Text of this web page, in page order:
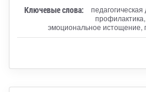
Ключевые слова:
эмоциональное истощение,